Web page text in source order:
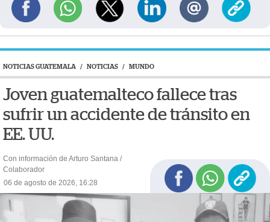
NOTICIAS GUATEMALA / NOTICIAS / MUNDO
Joven guatemalteco fallece tras
sufrir un accidente de tránsito en
EE. UU.
Con información de Arturo Santana /
Colaborador
06 de agosto de 2026, 16:28